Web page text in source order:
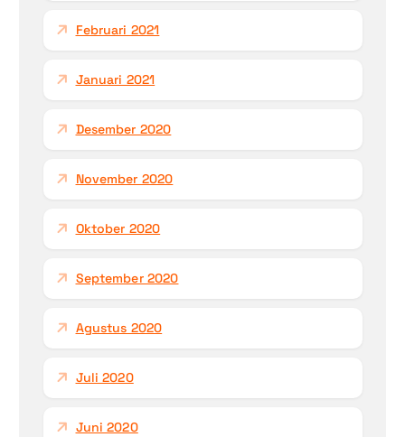
Februari 2021
Januari 2021
Desember 2020
November 2020
Oktober 2020
September 2020
Agustus 2020
Juli 2020
Juni 2020